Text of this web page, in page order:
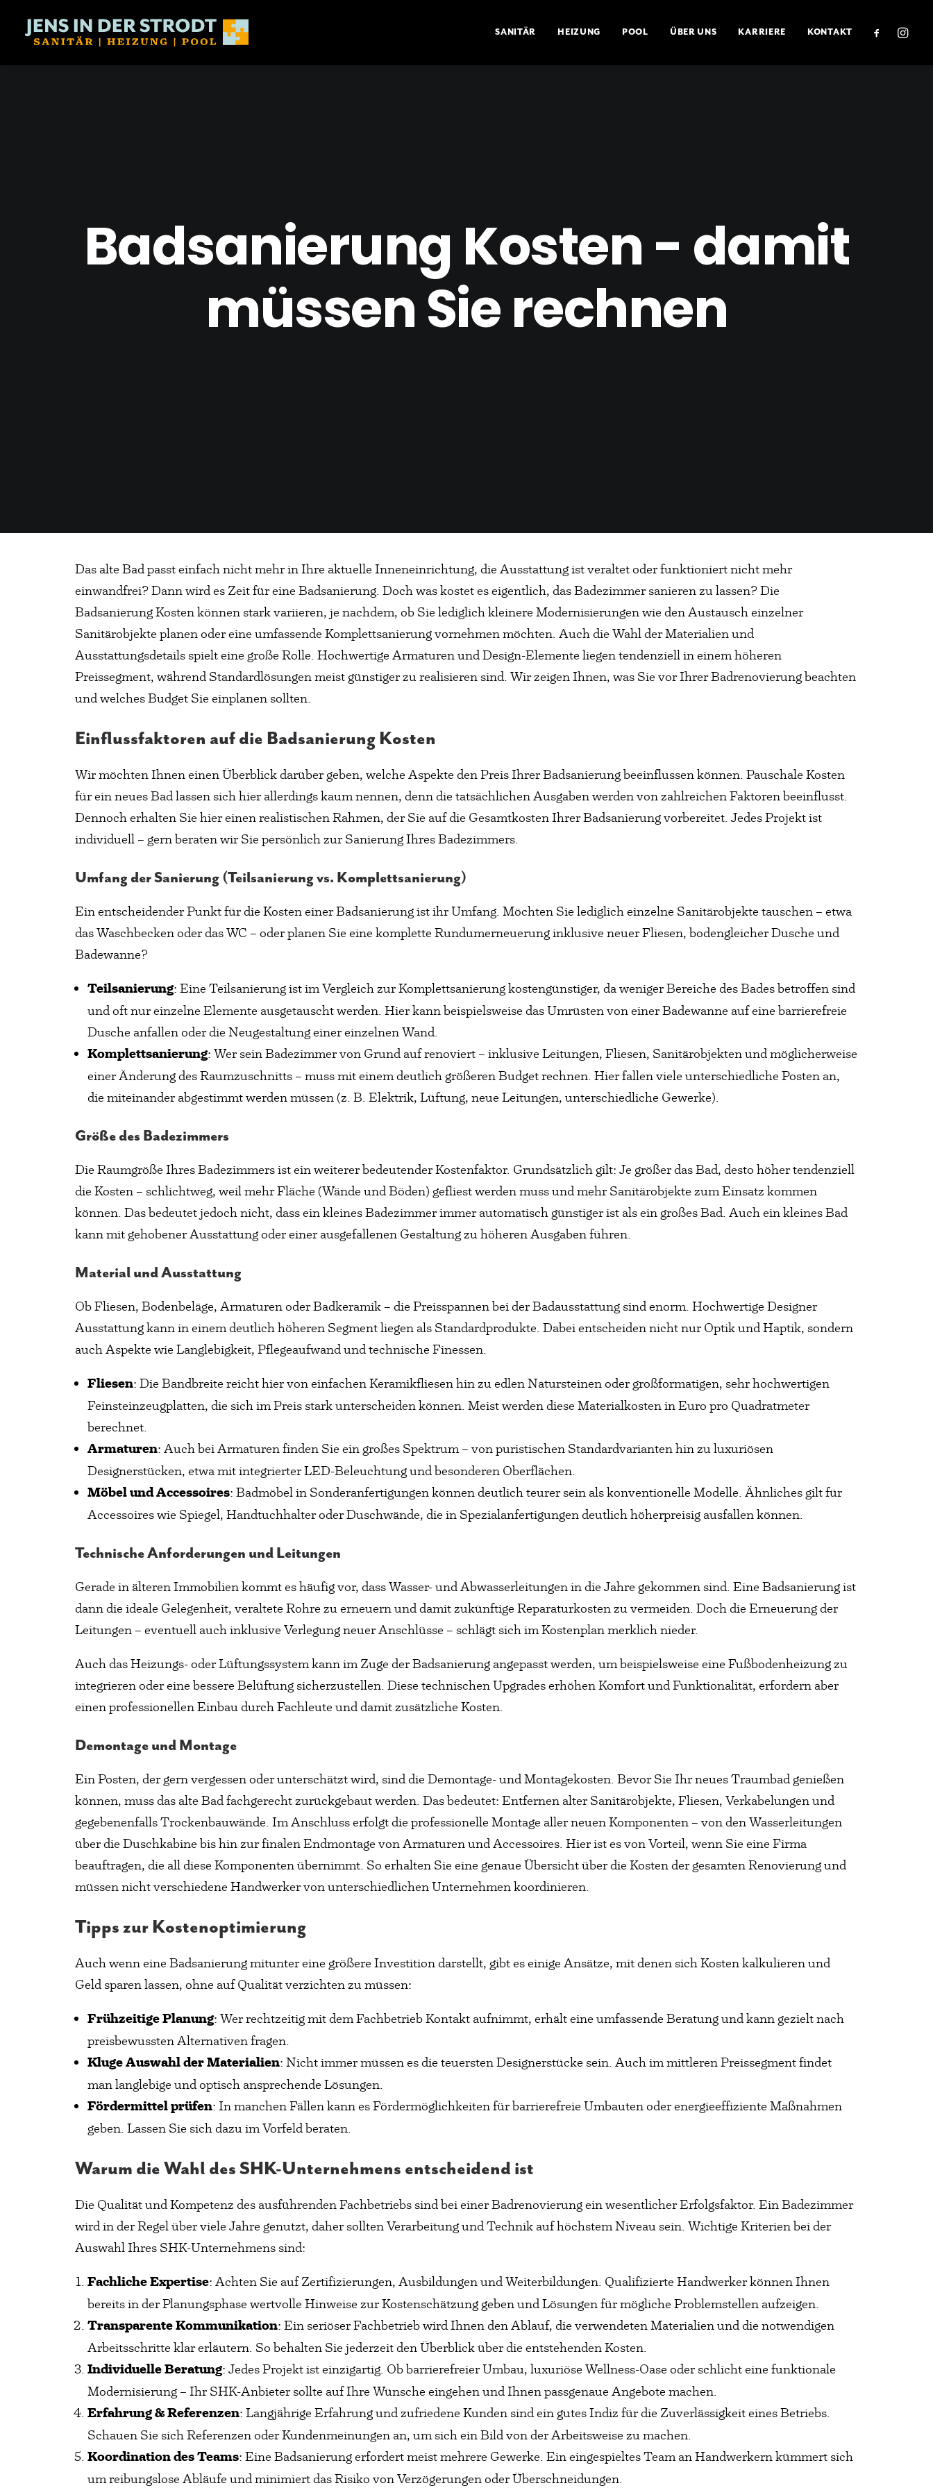
SANITÄR HEIZUNG POOL ÜBER UNS KARRIERE KONTAKT
Badsanierung Kosten - damit
müssen Sie rechnen
Das alte Bad passt einfach nicht mehr in Ihre aktuelle Inneneinrichtung, die Ausstattung ist veraltet oder funktioniert nicht mehr
einwandfrei? Dann wird es Zeit für eine Badsanierung. Doch was kostet es eigentlich, das Badezimmer sanieren zu lassen? Die
Badsanierung Kosten können stark variieren, je nachdem, ob Sie lediglich kleinere Modernisierungen wie den Austausch einzelner
Sanitärobjekte planen oder eine umfassende Komplettsanierung vornehmen möchten. Auch die Wahl der Materialien und
Ausstattungsdetails spielt eine große Rolle. Hochwertige Armaturen und Design-Elemente liegen tendenziell in einem höheren
Preissegment, während Standardlösungen meist günstiger zu realisieren sind. Wir zeigen Ihnen, was Sie vor Ihrer Badrenovierung beachten
und welches Budget Sie einplanen sollten.
Einflussfaktoren auf die Badsanierung Kosten
Wir möchten Ihnen einen Überblick darüber geben, welche Aspekte den Preis Ihrer Badsanierung beeinflussen können. Pauschale Kosten
für ein neues Bad lassen sich hier allerdings kaum nennen, denn die tatsächlichen Ausgaben werden von zahlreichen Faktoren beeinflusst.
Dennoch erhalten Sie hier einen realistischen Rahmen, der Sie auf die Gesamtkosten Ihrer Badsanierung vorbereitet. Jedes Projekt ist
individuell – gern beraten wir Sie persönlich zur Sanierung Ihres Badezimmers.
Umfang der Sanierung (Teilsanierung vs. Komplettsanierung)
Ein entscheidender Punkt für die Kosten einer Badsanierung ist ihr Umfang. Möchten Sie lediglich einzelne Sanitärobjekte tauschen – etwa
das Waschbecken oder das WC – oder planen Sie eine komplette Rundumerneuerung inklusive neuer Fliesen, bodengleicher Dusche und
Badewanne?
Teilsanierung: Eine Teilsanierung ist im Vergleich zur Komplettsanierung kostengünstiger, da weniger Bereiche des Bades betroffen sind
und oft nur einzelne Elemente ausgetauscht werden. Hier kann beispielsweise das Umrüsten von einer Badewanne auf eine barrierefreie
Dusche anfallen oder die Neugestaltung einer einzelnen Wand.
Komplettsanierung: Wer sein Badezimmer von Grund auf renoviert – inklusive Leitungen, Fliesen, Sanitärobjekten und möglicherweise
einer Änderung des Raumzuschnitts – muss mit einem deutlich größeren Budget rechnen. Hier fallen viele unterschiedliche Posten an,
die miteinander abgestimmt werden müssen (z. B. Elektrik, Lüftung, neue Leitungen, unterschiedliche Gewerke).
Größe des Badezimmers
Die Raumgröße Ihres Badezimmers ist ein weiterer bedeutender Kostenfaktor. Grundsätzlich gilt: Je größer das Bad, desto höher tendenziell
die Kosten – schlichtweg, weil mehr Fläche (Wände und Böden) gefliest werden muss und mehr Sanitärobjekte zum Einsatz kommen
können. Das bedeutet jedoch nicht, dass ein kleines Badezimmer immer automatisch günstiger ist als ein großes Bad. Auch ein kleines Bad
kann mit gehobener Ausstattung oder einer ausgefallenen Gestaltung zu höheren Ausgaben führen.
Material und Ausstattung
Ob Fliesen, Bodenbeläge, Armaturen oder Badkeramik – die Preisspannen bei der Badausstattung sind enorm. Hochwertige Designer
Ausstattung kann in einem deutlich höheren Segment liegen als Standardprodukte. Dabei entscheiden nicht nur Optik und Haptik, sondern
auch Aspekte wie Langlebigkeit, Pflegeaufwand und technische Finessen.
Fliesen: Die Bandbreite reicht hier von einfachen Keramikfliesen hin zu edlen Natursteinen oder großformatigen, sehr hochwertigen
Feinsteinzeugplatten, die sich im Preis stark unterscheiden können. Meist werden diese Materialkosten in Euro pro Quadratmeter
berechnet.
Armaturen: Auch bei Armaturen finden Sie ein großes Spektrum – von puristischen Standardvarianten hin zu luxuriösen
Designerstücken, etwa mit integrierter LED-Beleuchtung und besonderen Oberflächen.
Möbel und Accessoires: Badmöbel in Sonderanfertigungen können deutlich teurer sein als konventionelle Modelle. Ähnliches gilt für
Accessoires wie Spiegel, Handtuchhalter oder Duschwände, die in Spezialanfertigungen deutlich höherpreisig ausfallen können.
Technische Anforderungen und Leitungen
Gerade in älteren Immobilien kommt es häufig vor, dass Wasser- und Abwasserleitungen in die Jahre gekommen sind. Eine Badsanierung ist
dann die ideale Gelegenheit, veraltete Rohre zu erneuern und damit zukünftige Reparaturkosten zu vermeiden. Doch die Erneuerung der
Leitungen – eventuell auch inklusive Verlegung neuer Anschlüsse – schlägt sich im Kostenplan merklich nieder.
Auch das Heizungs- oder Lüftungssystem kann im Zuge der Badsanierung angepasst werden, um beispielsweise eine Fußbodenheizung zu
integrieren oder eine bessere Belüftung sicherzustellen. Diese technischen Upgrades erhöhen Komfort und Funktionalität, erfordern aber
einen professionellen Einbau durch Fachleute und damit zusätzliche Kosten.
Demontage und Montage
Ein Posten, der gern vergessen oder unterschätzt wird, sind die Demontage- und Montagekosten. Bevor Sie Ihr neues Traumbad genießen
können, muss das alte Bad fachgerecht zurückgebaut werden. Das bedeutet: Entfernen alter Sanitärobjekte, Fliesen, Verkabelungen und
gegebenenfalls Trockenbauwände. Im Anschluss erfolgt die professionelle Montage aller neuen Komponenten – von den Wasserleitungen
über die Duschkabine bis hin zur finalen Endmontage von Armaturen und Accessoires. Hier ist es von Vorteil, wenn Sie eine Firma
beauftragen, die all diese Komponenten übernimmt. So erhalten Sie eine genaue Übersicht über die Kosten der gesamten Renovierung und
müssen nicht verschiedene Handwerker von unterschiedlichen Unternehmen koordinieren.
Tipps zur Kostenoptimierung
Auch wenn eine Badsanierung mitunter eine größere Investition darstellt, gibt es einige Ansätze, mit denen sich Kosten kalkulieren und
Geld sparen lassen, ohne auf Qualität verzichten zu müssen:
Frühzeitige Planung: Wer rechtzeitig mit dem Fachbetrieb Kontakt aufnimmt, erhält eine umfassende Beratung und kann gezielt nach
preisbewussten Alternativen fragen.
Kluge Auswahl der Materialien: Nicht immer müssen es die teuersten Designerstücke sein. Auch im mittleren Preissegment findet
man langlebige und optisch ansprechende Lösungen.
Fördermittel prüfen: In manchen Fällen kann es Fördermöglichkeiten für barrierefreie Umbauten oder energieeffiziente Maßnahmen
geben. Lassen Sie sich dazu im Vorfeld beraten.
Warum die Wahl des SHK-Unternehmens entscheidend ist
Die Qualität und Kompetenz des ausführenden Fachbetriebs sind bei einer Badrenovierung ein wesentlicher Erfolgsfaktor. Ein Badezimmer
wird in der Regel über viele Jahre genutzt, daher sollten Verarbeitung und Technik auf höchstem Niveau sein. Wichtige Kriterien bei der
Auswahl Ihres SHK-Unternehmens sind:
Fachliche Expertise: Achten Sie auf Zertifizierungen, Ausbildungen und Weiterbildungen. Qualifizierte Handwerker können Ihnen
bereits in der Planungsphase wertvolle Hinweise zur Kostenschätzung geben und Lösungen für mögliche Problemstellen aufzeigen.
Transparente Kommunikation: Ein seriöser Fachbetrieb wird Ihnen den Ablauf, die verwendeten Materialien und die notwendigen
Arbeitsschritte klar erläutern. So behalten Sie jederzeit den Überblick über die entstehenden Kosten.
Individuelle Beratung: Jedes Projekt ist einzigartig. Ob barrierefreier Umbau, luxuriöse Wellness-Oase oder schlicht eine funktionale
Modernisierung – Ihr SHK-Anbieter sollte auf Ihre Wünsche eingehen und Ihnen passgenaue Angebote machen.
Erfahrung & Referenzen: Langjährige Erfahrung und zufriedene Kunden sind ein gutes Indiz für die Zuverlässigkeit eines Betriebs.
Schauen Sie sich Referenzen oder Kundenmeinungen an, um sich ein Bild von der Arbeitsweise zu machen.
Koordination des Teams: Eine Badsanierung erfordert meist mehrere Gewerke. Ein eingespieltes Team an Handwerkern kümmert sich
um reibungslose Abläufe und minimiert das Risiko von Verzögerungen oder Überschneidungen.